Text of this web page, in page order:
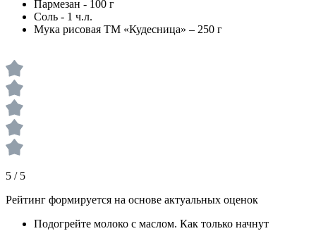
Пармезан - 100 г
Соль - 1 ч.л.
Мука рисовая ТМ «Кудесница» – 250 г
5 / 5
Рейтинг формируется на основе актуальных оценок
Подогрейте молоко с маслом. Как только начнут